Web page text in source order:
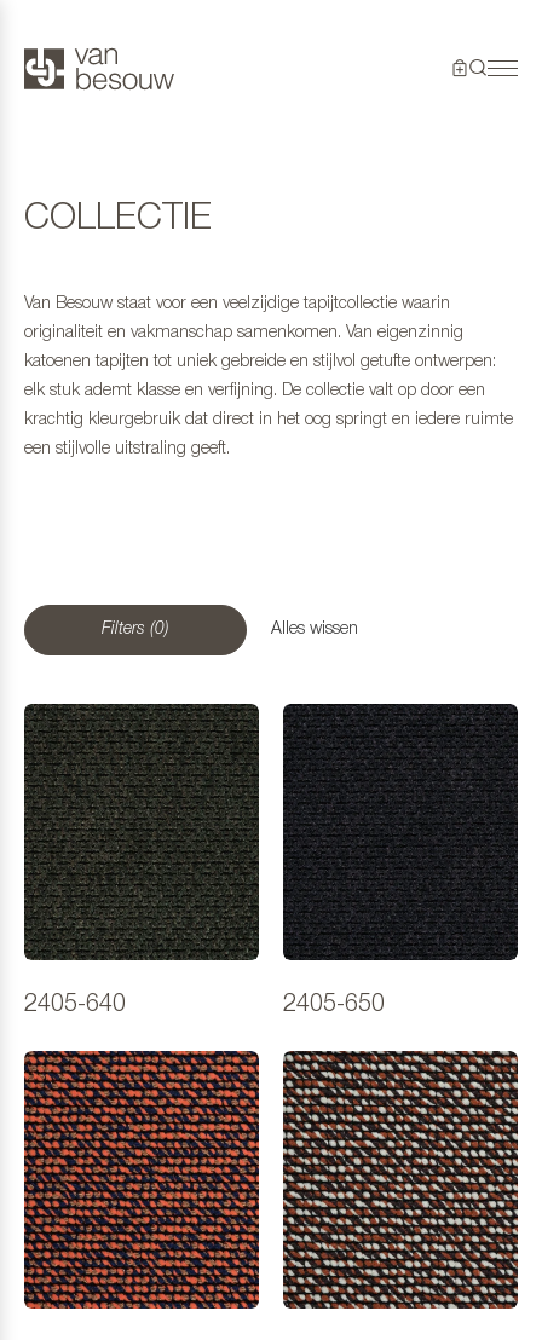
COLLECTIE
Van Besouw staat voor een veelzijdige tapijtcollectie waarin
originaliteit en vakmanschap samenkomen. Van eigenzinnig
katoenen tapijten tot uniek gebreide en stijlvol getufte ontwerpen:
elk stuk ademt klasse en verfijning. De collectie valt op door een
krachtig kleurgebruik dat direct in het oog springt en iedere ruimte
een stijlvolle uitstraling geeft.
Filters (0) Alles wissen
2405-640 2405-650